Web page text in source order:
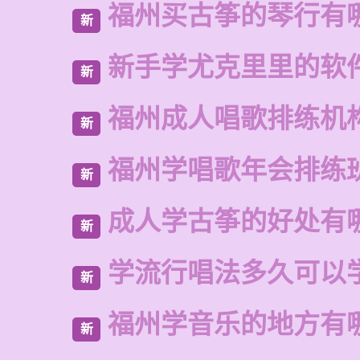
新 福州买古筝的琴行有
新 新手学尤克里里的软
新 福州成人唱歌排练机
新 福州学唱歌年会排练
新 成人学古筝的好处有
新 学流行唱法多久可以
新 福州学音乐的地方有